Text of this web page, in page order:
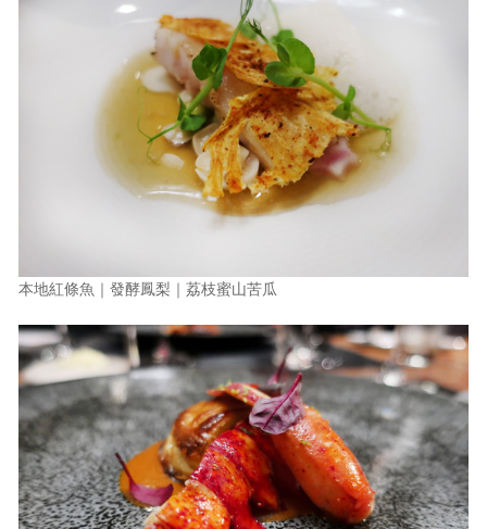
本地紅條魚｜發酵鳳梨｜荔枝蜜山苦瓜